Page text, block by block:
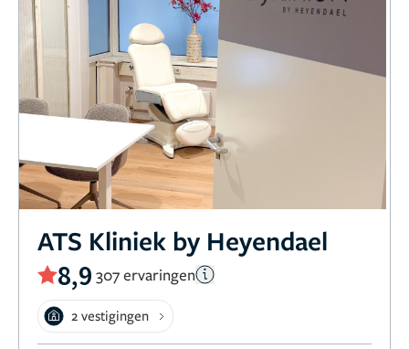
ATS Kliniek by Heyendael
8,9 307 ervaringen
2 vestigingen